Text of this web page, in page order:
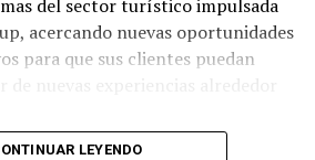
del sector turístico impulsada
acercando nuevas oportunidades
para que sus clientes puedan
LEYENDO